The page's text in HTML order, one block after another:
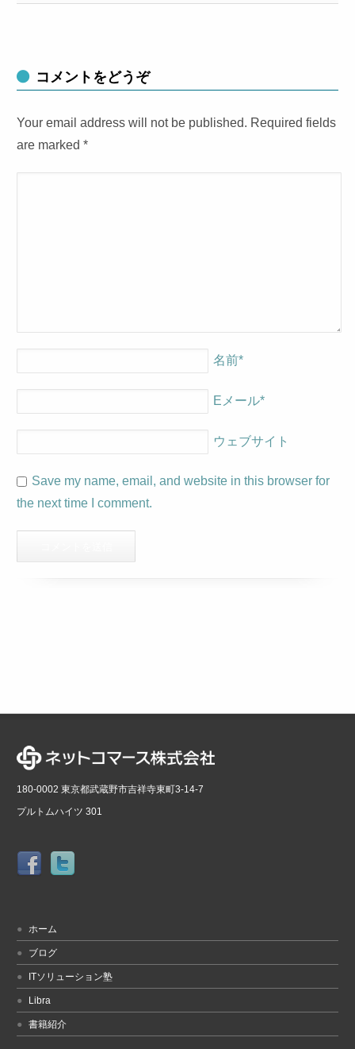
コメントをどうぞ
Your email address will not be published. Required fields
are marked*
名前*
Eメール*
ウェブサイト
Save my name, email, and website in this browser for
the next time I comment.
180-0002 東京都武蔵野市吉祥寺東町3-14-7
プルトムハイツ 301
ホーム
ブログ
ITソリューション塾
Libra
書籍紹介